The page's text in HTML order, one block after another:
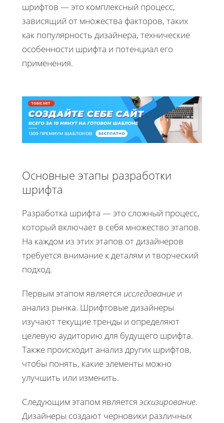
шрифтов — это комплексный процесс,
зависящий от множества факторов, таких
как популярность дизайнера, технические
особенности шрифта и потенциал его
применения.
Основные этапы разработки
шрифта
Разработка шрифта — это сложный процесс,
который включает в себя множество этапов.
На каждом из этих этапов от дизайнеров
требуется внимание к деталям и творческий
подход.
Первым этапом является исследование и
анализ рынка. Шрифтовые дизайнеры
изучают текущие тренды и определяют
целевую аудиторию для будущего шрифта.
Также происходит анализ других шрифтов,
чтобы понять, какие элементы можно
улучшить или изменить.
Следующим этапом является эскизирование.
Дизайнеры создают черновики различных